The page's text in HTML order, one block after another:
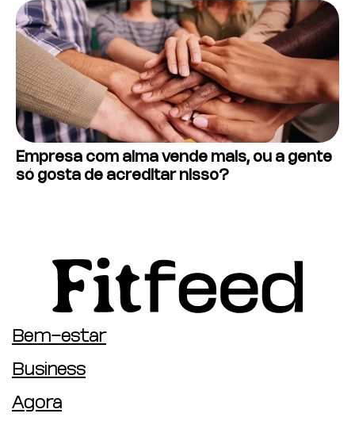
Empresa com alma vende mais, ou a gente
só gosta de acreditar nisso?
Bem-estar
Business
Agora